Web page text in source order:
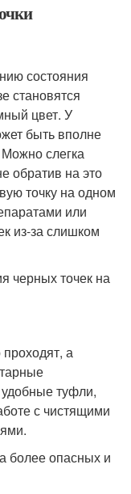
состояния
становятся
цвет. У
быть вполне
слегка
обратив на это
точку на одном
или
из-за слишком
черных точек на
а
туфли,
с чистящими
более опасных и